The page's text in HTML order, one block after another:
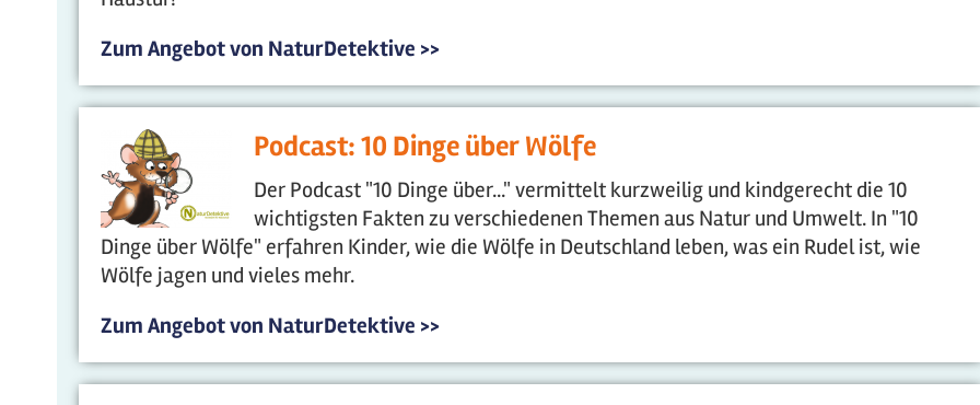
Zum Angebot von NaturDetektive >>
Podcast: 10 Dinge über Wölfe
Der Podcast "10 Dinge über..." vermittelt kurzweilig und kindgerecht die 10
wichtigsten Fakten zu verschiedenen Themen aus Natur und Umwelt. In "10
Dinge über Wölfe" erfahren Kinder, wie die Wölfe in Deutschland leben, was ein Rudel ist, wie
Wölfe jagen und vieles mehr.
Zum Angebot von NaturDetektive >>